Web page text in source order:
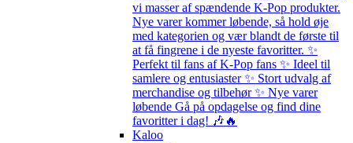
vi masser af spændende K-Pop produkter.
Nye varer kommer løbende, så hold øje
med kategorien og vær blandt de første til
at få fingrene i de nyeste favoritter. ✨
Perfekt til fans af K-Pop fans ✨ Ideel til
samlere og entusiaster ✨ Stort udvalg af
merchandise og tilbehør ✨ Nye varer
løbende Gå på opdagelse og find dine
favoritter i dag! 🎶🔥
Kaloo